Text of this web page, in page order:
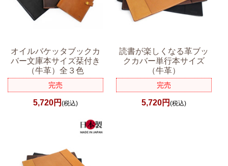
オイルバケッタブックカ
バー文庫本サイズ栞付き
（牛革）全３色
完売
5,720円(税込)
読書が楽しくなる革ブッ
クカバー単行本サイズ
（牛革）
完売
5,720円 (税込)